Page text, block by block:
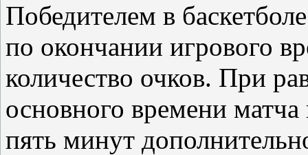
Победителем в
по окончании игрового
количество очков. При
основного времени
пять минут